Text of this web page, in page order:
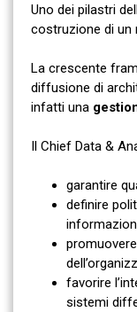
Uno dei pilastri
costruzione di un
La crescente
diffusione di
infatti una
Il Chief Data &
garantire
definire
favorire
sistemi